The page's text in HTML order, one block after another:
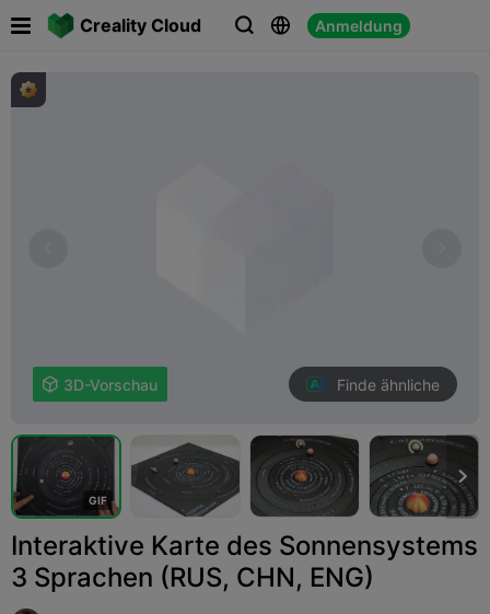
Creality Cloud   Anmeldung
 3D-Vorschau Finde ähnliche
GIF

Interaktive Karte des Sonnensystems
3 Sprachen (RUS, CHN, ENG)